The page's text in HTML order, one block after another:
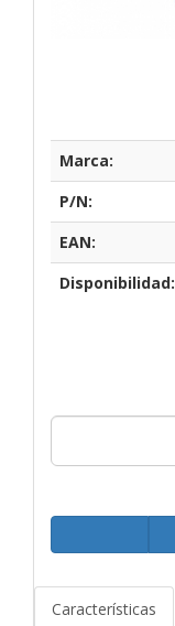
Marca:
P/N:
EAN:
Disponibilidad:
Características